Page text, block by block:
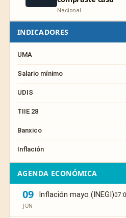
Nacional
INDICADORES
UMA
Salario mínimo
UDIS
TIIE 28
Banxico
Inflación
AGENDA ECONÓMICA
09
JUN
Inflación mayo (INEGI)